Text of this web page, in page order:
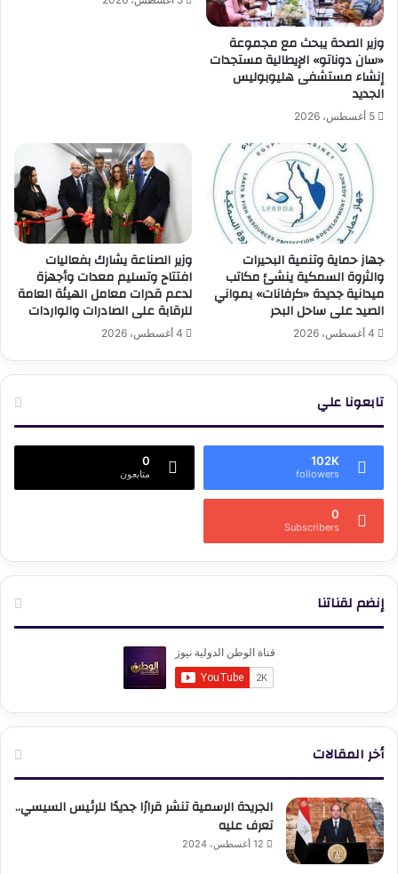
وزير الصحة يبحث مع مجموعة
«سان دوناتو» الإيطالية مستجدات
إنشاء مستشفى هليوبوليس
الجديد
5 أغسطس، 2026
جهاز حماية وتنمية البحيرات
والثروة السمكية ينشئ مكاتب
ميدانية جديدة «كرفانات» بمواني
الصيد على ساحل البحر
4 أغسطس، 2026
وزير الصناعة يشارك بفعاليات
افتتاح وتسليم معدات وأجهزة
لدعم قدرات معامل الهيئة العامة
للرقابة على الصادرات والواردات
4 أغسطس، 2026
تابعونا علي
102K
followers
0
متابعون
0
Subscribers
إنضم لقناتنا
أخر المقالات
الجريدة الرسمية تنشر قرارًا جديدًا للرئيس السيسي..
تعرف عليه
12 أغسطس، 2024